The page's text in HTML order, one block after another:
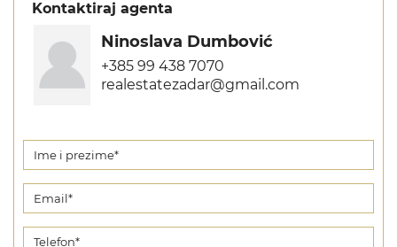
Kontaktiraj agenta
Ninoslava Dumbović
+385 99 438 7070
realestatezadar@gmail.com